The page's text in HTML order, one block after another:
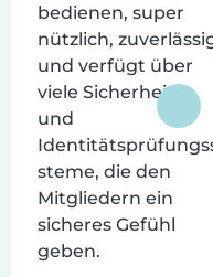
bedienen, super
nützlich,
und verfügt über
viele Sicherheits-
und
steme, die den
Mitgliedern ein
sicheres Gefühl
geben.